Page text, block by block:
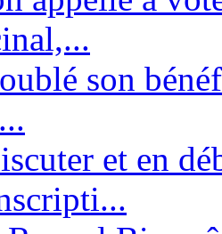
son
et en